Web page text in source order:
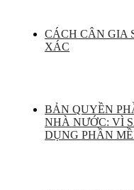
CÁCH CÂN GIA
XÁC
BẢN QUYỀN
NHÀ NƯỚC: VÌ
DỤNG PHẦN